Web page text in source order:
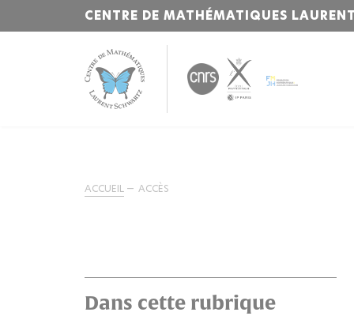
CENTRE DE MATHÉMATIQUES
ACCUEIL ACCÈS
Dans cette rubrique